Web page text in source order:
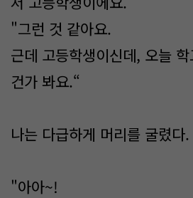
"그런 것 같아요.
근데 고등학생이신데, 오늘
건가 봐요.“
나는 다급하게 머리를 굴렸다.
"아아~!